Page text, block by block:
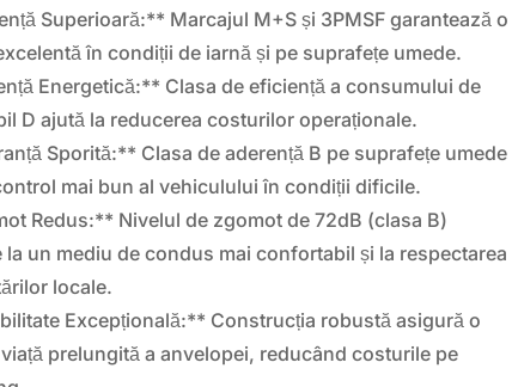
Superioară:** Marcajul M+S și 3PMSF garantează o
în condiții de iarnă și pe suprafețe umede.
Energetică:** Clasa de eficiență a consumului de
D ajută la reducerea costurilor operaționale.
Sporită:** Clasa de aderență B pe suprafețe umede
mai bun al vehiculului în condiții dificile.
Redus:** Nivelul de zgomot de 72dB (clasa B)
un mediu de condus mai confortabil și la respectarea
locale.
Excepțională:** Construcția robustă asigură o
prelungită a anvelopei, reducând costurile pe